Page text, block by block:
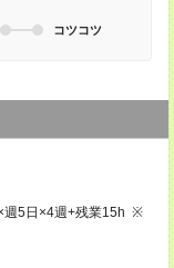
コツコツ
5日×4週+残業15h ※